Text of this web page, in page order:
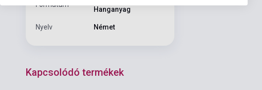
Formátum
Hanganyag
Nyelv Német
Kapcsolódó termékek